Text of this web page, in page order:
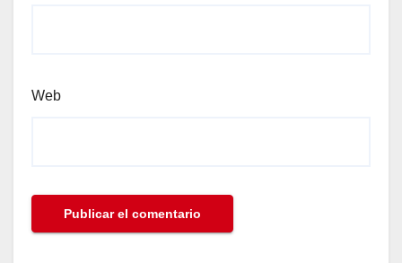
Web